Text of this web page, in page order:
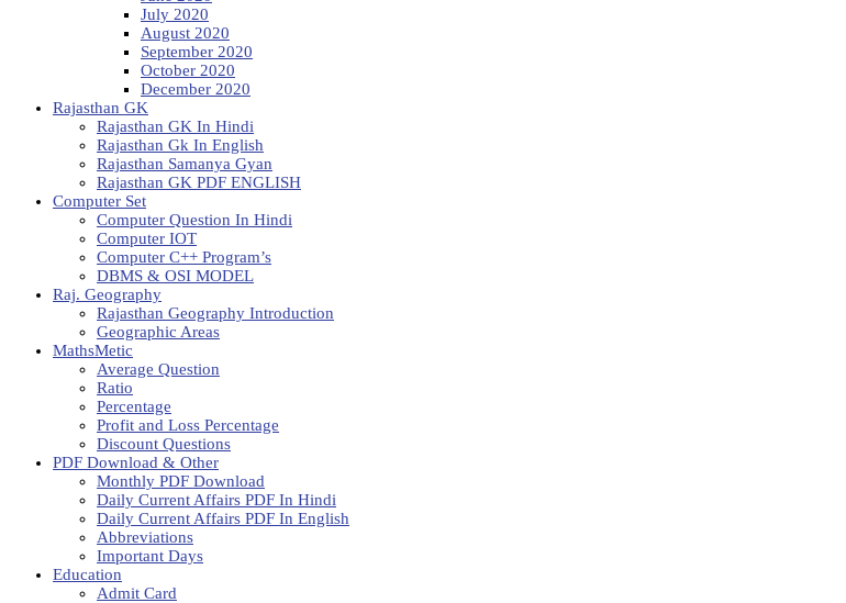
July 2020
August 2020
September 2020
October 2020
December 2020
Rajasthan GK
Rajasthan GK In Hindi
Rajasthan Gk In English
Rajasthan Samanya Gyan
Rajasthan GK PDF ENGLISH
Computer Set
Computer Question In Hindi
Computer IOT
Computer C++ Program’s
DBMS & OSI MODEL
Raj. Geography
Rajasthan Geography Introduction
Geographic Areas
MathsMetic
Average Question
Ratio
Percentage
Profit and Loss Percentage
Discount Questions
PDF Download & Other
Monthly PDF Download
Daily Current Affairs PDF In Hindi
Daily Current Affairs PDF In English
Abbreviations
Important Days
Education
Admit Card